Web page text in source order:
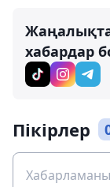
хабардар
Пікірлер